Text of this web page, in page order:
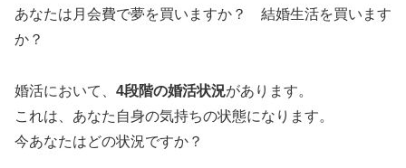
あなたは月会費で夢を買いますか？ 結婚生活を買います
か？
婚活において、 4段階の婚活状況があります。
これは、あなた自身の気持ちの状態になります。
今あなたはどの状況ですか？